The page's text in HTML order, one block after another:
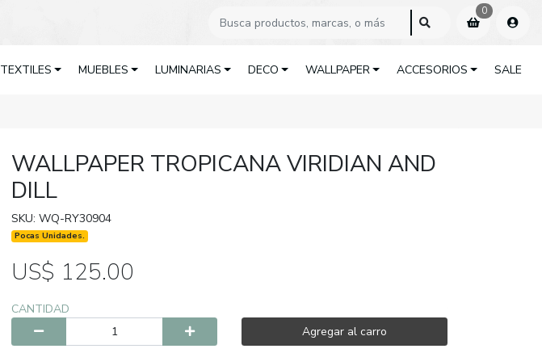
0
TEXTILES MUEBLES LUMINARIAS DECO WALLPAPER ACCESORIOS SALE
WALLPAPER TROPICANA VIRIDIAN AND
DILL
SKU: WQ-RY30904
Pocas Unidades.
US$ 125.00
CANTIDAD
Agregar al carro